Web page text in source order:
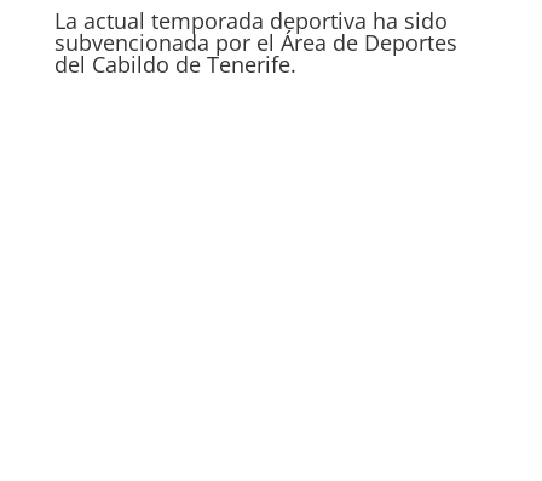
La actual temporada deportiva ha sido
subvencionada por el Área de Deportes
del Cabildo de Tenerife.